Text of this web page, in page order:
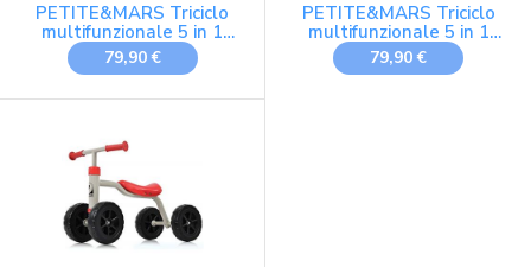
PETITE&MARS Triciclo
multifunzionale 5 in 1
Turbo * Bicicletta *
Triciclo * Bici senza pedali
(Misty Green)
79,90 €
PETITE&MARS Triciclo
multifunzionale 5 in 1
Turbo * Bicicletta *
Triciclo * Bici senza pedali
79,90 €